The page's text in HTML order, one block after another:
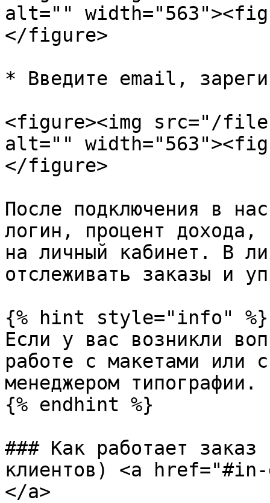
alt=""
</figure>
* Введите email,
<figure><img src="/files/
alt=""
</figure>
После подключения в
логин, процент дохода,
на личный кабинет. В
отслеживать заказы и
{% hint style="info" %}
Если у вас возникли
работе с макетами или
менеджером типографии.
{% endhint %}
### Как работает заказ
клиентов) <a
</a>